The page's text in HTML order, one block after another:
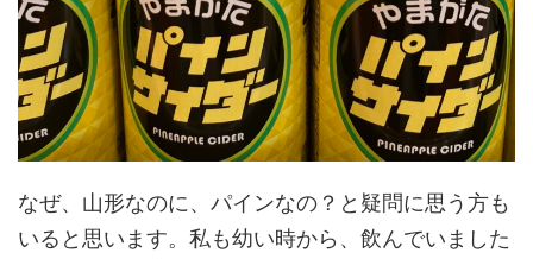
なぜ、山形なのに、パインなの？と疑問に思う方も
いると思います。私も幼い時から、飲んでいました